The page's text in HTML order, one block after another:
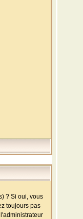
? Si oui, vous
toujours pas